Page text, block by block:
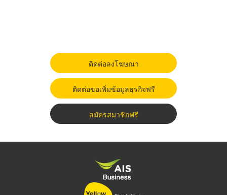
ติดต่อลงโฆษณา
ติดต่อขอเพิ่มข้อมูลธุรกิจฟรี
สมัครสมาชิกฟรี